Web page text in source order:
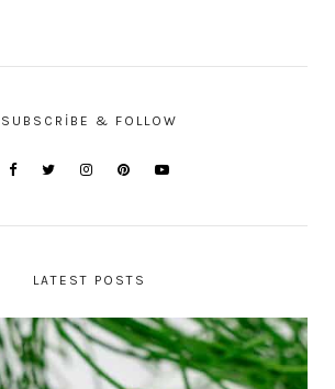
SUBSCRIBE & FOLLOW
LATEST POSTS